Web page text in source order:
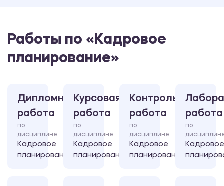
Работы по «Кадровое
планирование»
Дипломная
работа
по
дисциплине
Кадровое
планирование
Курсовая
работа
по
дисциплине
Кадровое
планирование
Контрольная
работа
по
дисциплине
Кадровое
планирование
работа
по
Кадровое